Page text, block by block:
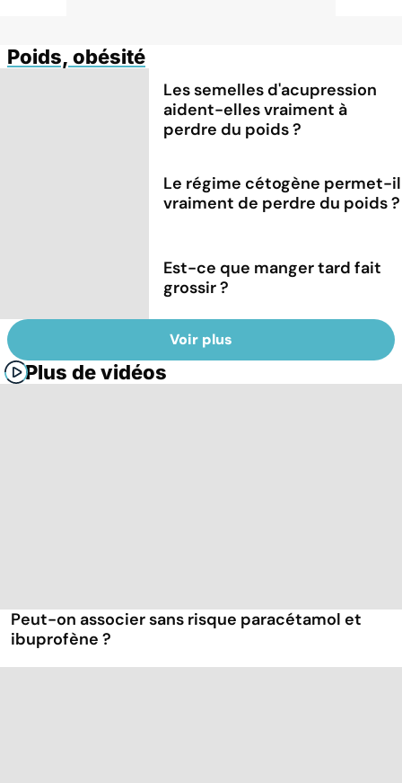
Poids, obésité
Les semelles d'acupression
aident-elles vraiment à
perdre du poids ?
Le régime cétogène permet-il
vraiment de perdre du poids ?
Est-ce que manger tard fait
grossir ?
Voir plus
Plus de vidéos
Peut-on associer sans risque paracétamol et
ibuprofène ?